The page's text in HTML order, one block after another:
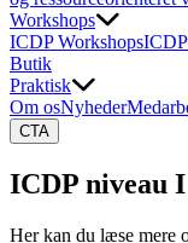
Workshops
ICDP Workshops
Butik
Praktisk
Om osNyheder
CTA
ICDP niveau I
Her kan du læse mere